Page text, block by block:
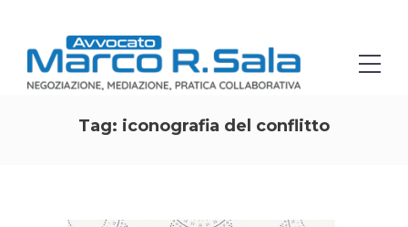
Tag: iconografia del conflitto